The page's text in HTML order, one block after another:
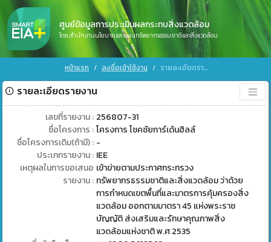
ศูนย์ข้อมูลการประเมินผลกระทบสิ่งแวดล้อม
โดย สำนักงานนโยบายและแผนทรัพยากรธรรมชาติและสิ่งแวดล้อม
หน้าแรก ลงชื่อเข้าใช้งาน รายละเอียดรายงาน
รายละเอียดรายงาน
เลขที่รายงาน : 256807-31
ชื่อโครงการ : โครงการ โชคชัยการ์เด้นฮิลล์
ชื่อโครงการเดิม(ถ้ามี) : -
ประเภทรายงาน : IEE
เหตุผลในการขอเสนอ
รายงาน :
เข้าข่ายตามประกาศกระทรวง
ทรัพยากรธรรมชาติและสิ่งแวดล้อม ว่าด้วย
การกำหนดเขตพื้นที่และมาตรการคุ้มครองสิ่ง
แวดล้อม ออกตามมาตรา 45 แห่งพระราช
บัญญัติ ส่งเสริมและรักษาคุณภาพสิ่ง
แวดล้อมแห่งชาติ พ.ศ 2535